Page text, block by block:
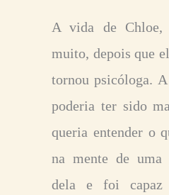
A vida de
muito, depois que
tornou psicóloga.
poderia ter sido
queria entender o
na mente de uma
dela e foi capaz